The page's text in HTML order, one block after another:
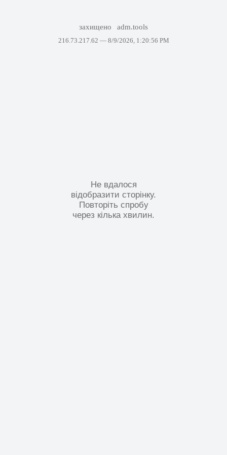
захищено adm.tools
216.73.217.62 — 8/9/2026, 1:20:56 PM
Не вдалося
відобразити сторінку.
Повторіть спробу
через кілька хвилин.